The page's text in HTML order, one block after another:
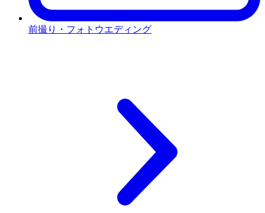
前撮り・フォトウエディング